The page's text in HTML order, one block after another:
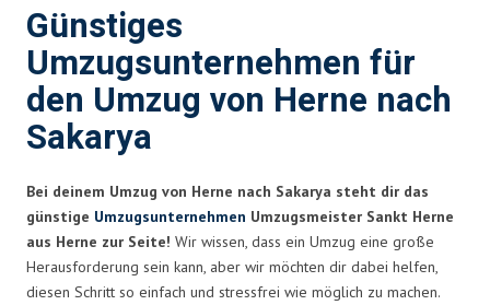
Günstiges
Umzugsunternehmen für
den Umzug von Herne nach
Sakarya
Bei deinem Umzug von Herne nach Sakarya steht dir das
günstige Umzugsunternehmen Umzugsmeister Sankt Herne
aus Herne zur Seite! Wir wissen, dass ein Umzug eine große
Herausforderung sein kann, aber wir möchten dir dabei helfen,
diesen Schritt so einfach und stressfrei wie möglich zu machen.